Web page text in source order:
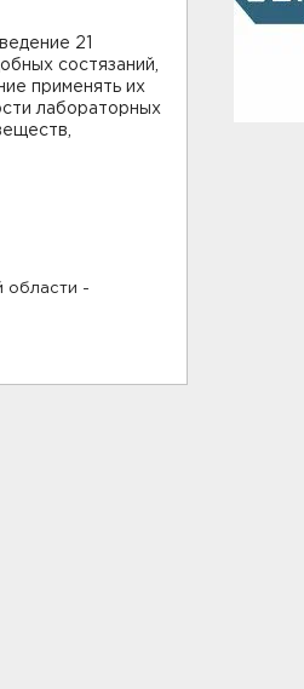
21
состязаний,
применять их
лабораторных
области -